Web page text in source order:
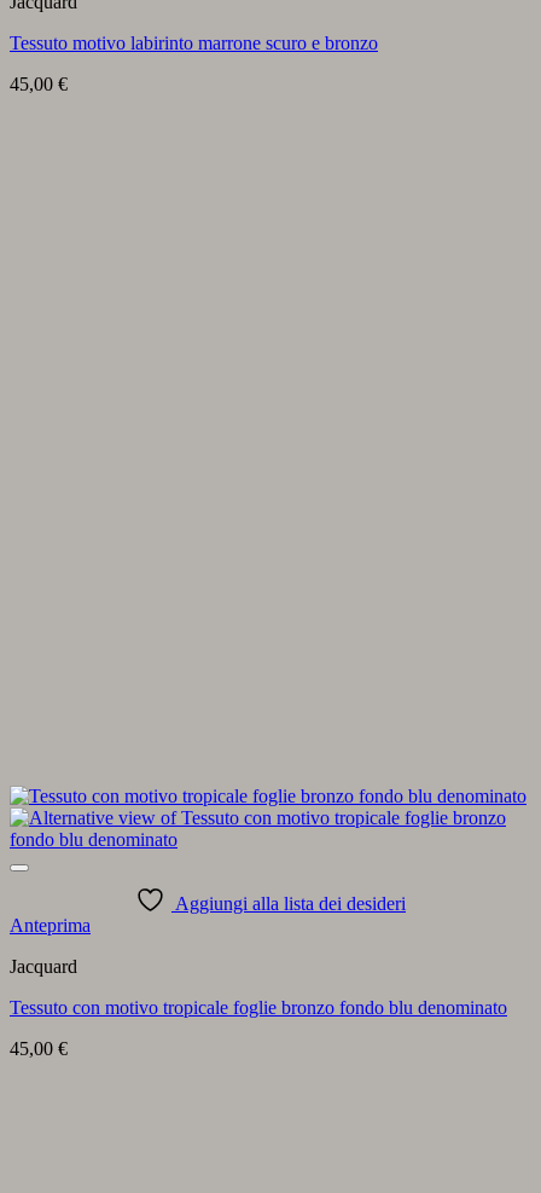
Tessuto motivo labirinto marrone scuro e bronzo
45,00 €
Aggiungi alla lista dei desideri
Anteprima
Jacquard
Tessuto con motivo tropicale foglie bronzo fondo blu denominato
45,00 €